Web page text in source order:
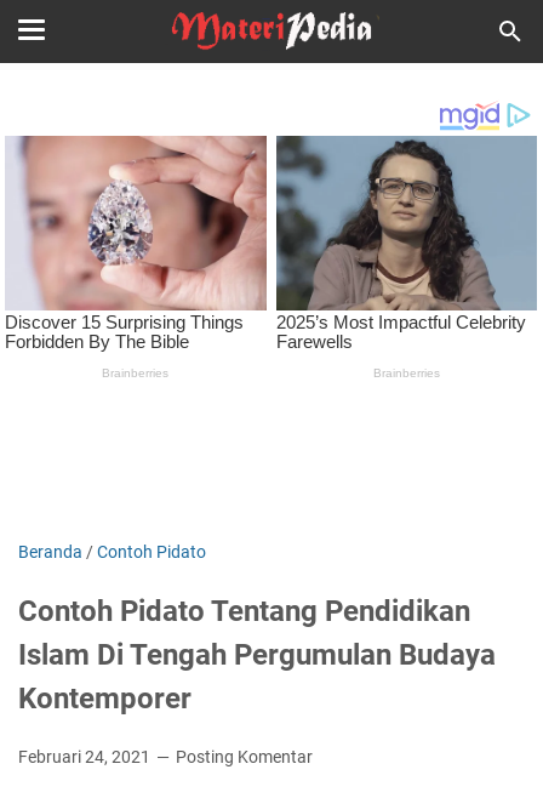
Beranda /Contoh Pidato
Contoh Pidato Tentang Pendidikan
Islam Di Tengah Pergumulan Budaya
Kontemporer
Februari 24, 2021 Posting Komentar